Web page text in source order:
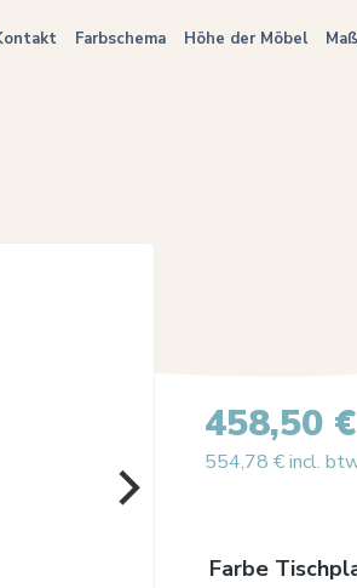
Farbschema Höhe der Möbel
Farbe
458,50 €
554,78 € incl.